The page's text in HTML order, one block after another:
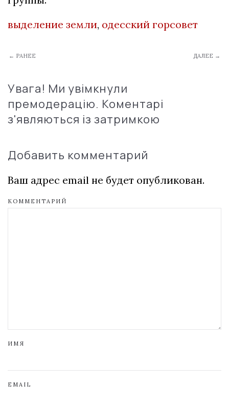
выделение земли, одесский горсовет
← РАНЕЕ ДАЛЕЕ →
Увага! Ми увімкнули
премодерацію. Коментарі
з'являються із затримкою
Добавить комментарий
Ваш адрес email не будет опубликован.
КОММЕНТАРИЙ
ИМЯ
EMAIL